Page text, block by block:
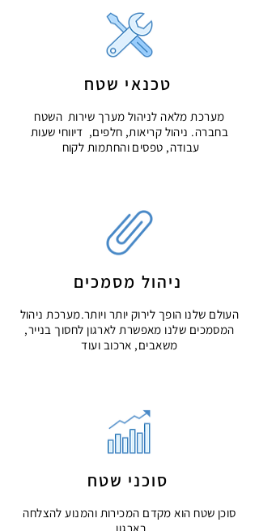
טכנאי שטח
מערכת מלאה לניהול מערך שירות השטח
בחברה. ניהול קריאות, חלפים, דיווחי שעות
עבודה, טפסים והחתמות לקוח
ניהול מסמכים
העולם שלנו הופך לירוק יותר ויותר.מערכת ניהול
המסמכים שלנו מאפשרת לארגון לחסוך בנייר,
משאבים, ארכוב ועוד
סוכני שטח
סוכן שטח הוא מקדם המכירות והמנוע להצלחה